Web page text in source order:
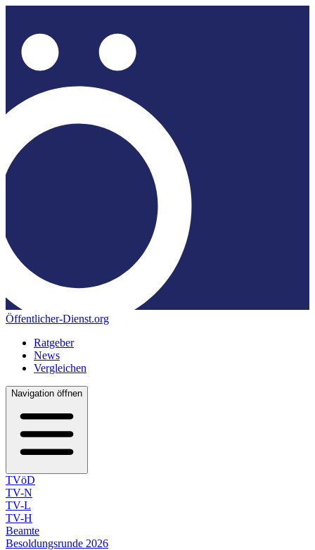
Öffentlicher-Dienst.org
Ratgeber
News
Vergleichen
Navigation öffnen
TVöD
TV-N
TV-L
TV-H
Beamte
Besoldungsrunde 2026